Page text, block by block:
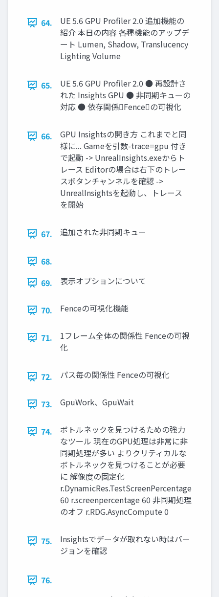
64.
UE 5.6 GPU Proﬁler 2.0 追加機能の
紹介 本日の内容 各種機能のアップデ
ート Lumen, Shadow, Translucency
Lighting Volume
65.
UE 5.6 GPU Profiler 2.0 ● 再設計さ
れた Insights GPU ● 非同期キューの
対応 ● 依存関係Fenceの可視化
66.
GPU Insightsの開き方 これまでと同
様に... Gameを引数-trace=gpu 付き
で起動 -> UnrealInsights.exeからト
レース Editorの場合は右下のトレー
スボタンチャンネルを確認 ->
UnrealInsightsを起動し、トレース
を開始
67. 追加された非同期キュー
68.
69.
表示オプションについて
70. Fenceの可視化機能
71.
1フレーム全体の関係性 Fenceの可視
化
72. パス毎の関係性 Fenceの可視化
73. GpuWork、GpuWait
74.
ボトルネックを見つけるための強力
なツール 現在のGPU処理は非常に非
同期処理が多い よりクリティカルな
ボトルネックを見つけることが必要
に 解像度の固定化
r.DynamicRes.TestScreenPercentage
60 r.screenpercentage 60 非同期処理
のオフ r.RDG.AsyncCompute 0
75.
Insightsでデータが取れない時はバー
ジョンを確認
76.